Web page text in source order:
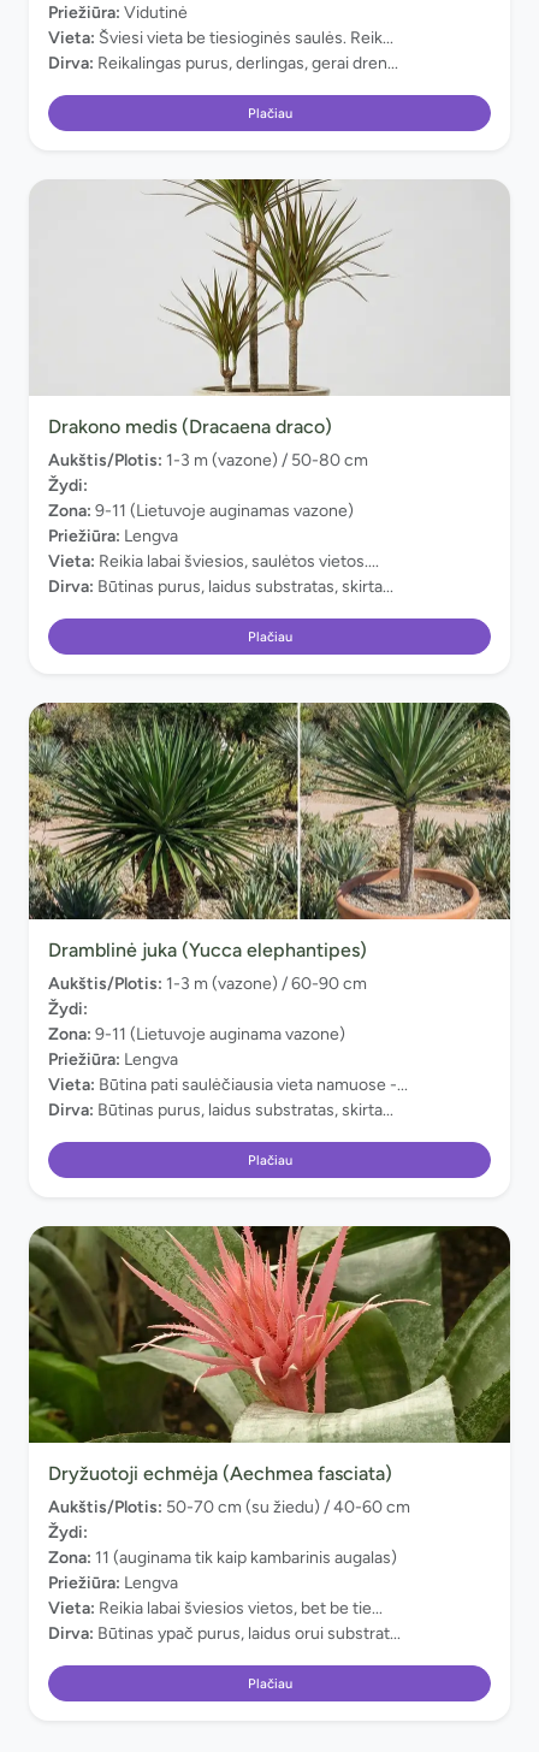
Priežiūra: Vidutinė
Vieta: Šviesi vieta be tiesioginės saulės. Reik...
Dirva: Reikalingas purus, derlingas, gerai dren...
Plačiau
Drakono medis (Dracaena draco)
Aukštis/Plotis: 1-3 m (vazone) / 50-80 cm
Žydi:
Zona: 9-11 (Lietuvoje auginamas vazone)
Priežiūra: Lengva
Vieta: Reikia labai šviesios, saulėtos vietos....
Dirva: Būtinas purus, laidus substratas, skirta...
Plačiau
Dramblinė juka (Yucca elephantipes)
Aukštis/Plotis: 1-3 m (vazone) / 60-90 cm
Žydi:
Zona: 9-11 (Lietuvoje auginama vazone)
Priežiūra: Lengva
Vieta: Būtina pati saulėčiausia vieta namuose -...
Dirva: Būtinas purus, laidus substratas, skirta...
Plačiau
Dryžuotoji echmėja (Aechmea fasciata)
Aukštis/Plotis: 50-70 cm (su žiedu) / 40-60 cm
Žydi:
Zona: 11 (auginama tik kaip kambarinis augalas)
Priežiūra: Lengva
Vieta: Reikia labai šviesios vietos, bet be tie...
Dirva: Būtinas ypač purus, laidus orui substrat...
Plačiau